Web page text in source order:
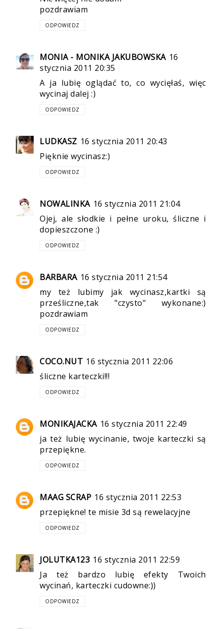
pozdrawiam
ODPOWIEDZ
MONIA - MONIKA JAKUBOWSKA 16
stycznia 2011 20:35
A ja lubię oglądać to, co wycięłaś, więc
wycinaj dalej :)
ODPOWIEDZ
LUDKASZ 16 stycznia 2011 20:43
Pięknie wycinasz:)
ODPOWIEDZ
NOWALINKA 16 stycznia 2011 21:04
Ojej, ale słodkie i pełne uroku, śliczne i
dopieszczone :)
ODPOWIEDZ
BARBARA 16 stycznia 2011 21:54
my też lubimy jak wycinasz,kartki są
prześliczne,tak "czysto" wykonane:)
pozdrawiam
ODPOWIEDZ
COCO.NUT 16 stycznia 2011 22:06
śliczne karteczki!!!
ODPOWIEDZ
MONIKAJACKA 16 stycznia 2011 22:49
ja też lubię wycinanie, twoje karteczki są
przepiękne.
ODPOWIEDZ
MAAG SCRAP 16 stycznia 2011 22:53
przepiękne! te misie 3d są rewelacyjne
ODPOWIEDZ
JOLUTKA123 16 stycznia 2011 22:59
Ja też bardzo lubię efekty Twoich
wycinań, karteczki cudowne:))
ODPOWIEDZ